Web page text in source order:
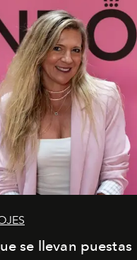
se llevan puestas